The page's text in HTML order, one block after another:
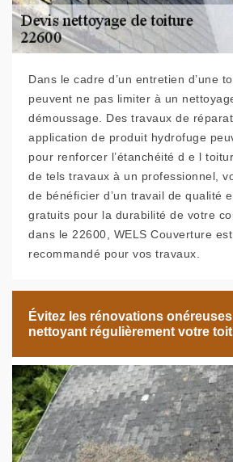
Dans le cadre d’un entretien d’une
peuvent ne pas limiter à un
démoussage. Des travaux de
application de produit hydrofuge
pour renforcer l’étanchéité d e l
de tels travaux à un professionnel,
de bénéficier d’un travail de qualité
gratuits pour la durabilité de votre
dans le 22600, WELS Couverture
recommandé pour vos travaux.
Évitez les rénovations
nettoyant régulièrement votre